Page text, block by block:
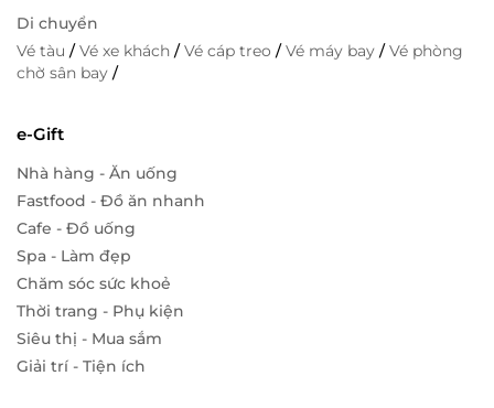
Di chuyển
Vé tàu /Vé xe khách /Vé cáp treo /Vé máy bay /Vé phòng
chờ sân bay /
e-Gift
Nhà hàng - Ăn uống
Fastfood - Đồ ăn nhanh
Cafe - Đồ uống
Spa - Làm đẹp
Chăm sóc sức khoẻ
Thời trang - Phụ kiện
Siêu thị - Mua sắm
Giải trí - Tiện ích